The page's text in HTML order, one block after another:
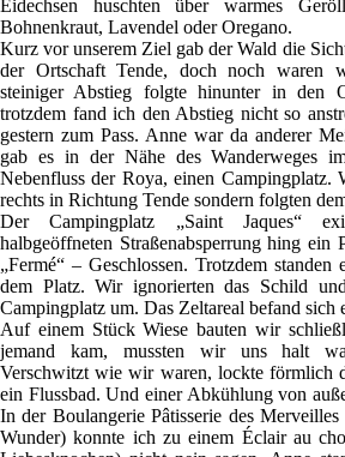
Eidechsen huschten über warmes
Bohnenkraut, Lavendel oder Oregano.
Kurz vor unserem Ziel gab der Wald die
der Ortschaft Tende, doch noch waren
steiniger Abstieg folgte hinunter in den
trotzdem fand ich den Abstieg nicht so
gestern zum Pass. Anne war da anderer
gab es in der Nähe des Wanderweges
Nebenfluss der Roya, einen Campingplatz.
rechts in Richtung Tende sondern folgten
Der Campingplatz „Saint Jaques“
halbgeöffneten Straßenabsperrung hing ein
„Fermé“ – Geschlossen. Trotzdem
dem Platz. Wir ignorierten das Schild
Campingplatz um. Das Zeltareal befand sich
Auf einem Stück Wiese bauten wir
jemand kam, mussten wir uns halt
Verschwitzt wie wir waren, lockte förmlich
ein Flussbad. Und einer Abkühlung von
In der Boulangerie Pâtisserie des
Wunder) konnte ich zu einem Éclair au